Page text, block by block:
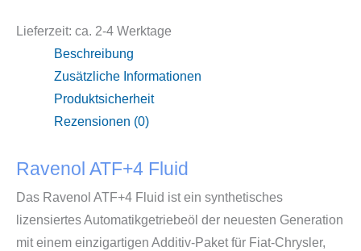
Lieferzeit: ca. 2-4 Werktage
Beschreibung
Zusätzliche Informationen
Produktsicherheit
Rezensionen (0)
Ravenol ATF+4 Fluid
Das Ravenol ATF+4 Fluid ist ein synthetisches
lizensiertes Automatikgetriebeöl der neuesten Generation
mit einem einzigartigen Additiv-Paket für Fiat-Chrysler,